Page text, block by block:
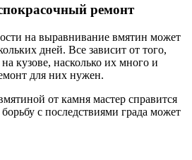
ремонт
на выравнивание вмятин может
дней. Все зависит от того,
кузове, насколько их много и
для них нужен.
от камня мастер справится
с последствиями града может